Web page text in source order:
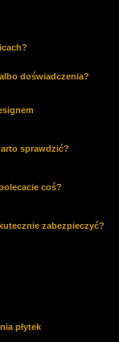
doświadczenia?
sprawdzić?
coś?
zabezpieczyć?
płytek